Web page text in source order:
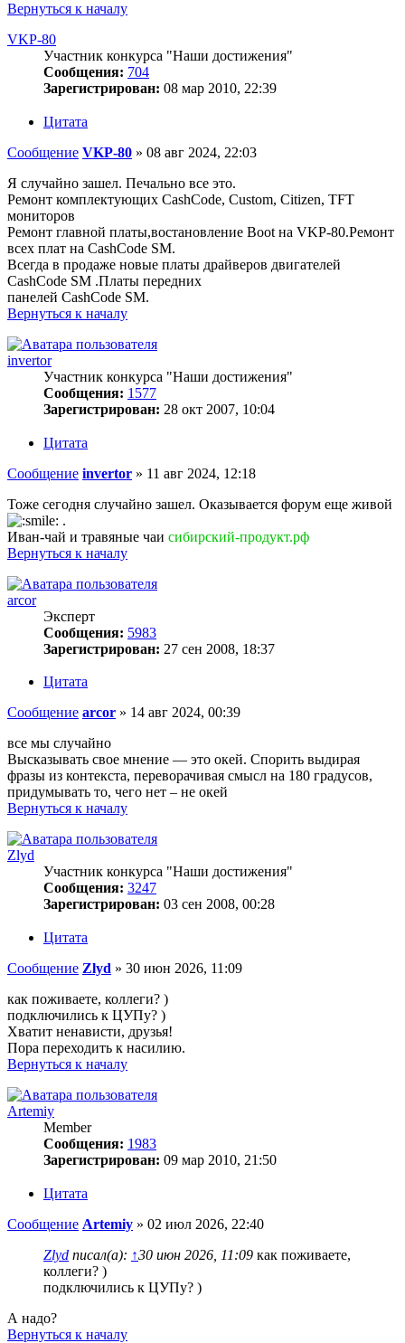
Вернуться к началу
VKP-80
Участник конкурса "Наши достижения"
Сообщения: 704
Зарегистрирован: 08 мар 2010, 22:39
Цитата
Сообщение VKP-80 » 08 авг 2024, 22:03
Я случайно зашел. Печально все это.
Ремонт комплектующих CashCode, Custom, Citizen, TFT
мониторов
Ремонт главной платы,востановление Boot на VKP-80.Ремонт
всех плат на CashCode SM.
Всегда в продаже новые платы драйверов двигателей
CashCode SM .Платы передних
панелей CashCode SM.
Вернуться к началу
invertor
Участник конкурса "Наши достижения"
Сообщения: 1577
Зарегистрирован: 28 окт 2007, 10:04
Цитата
Сообщение invertor » 11 авг 2024, 12:18
Тоже сегодня случайно зашел. Оказывается форум еще живой
.
Иван-чай и травяные чаи сибирский-продукт.рф
Вернуться к началу
arcor
Эксперт
Сообщения: 5983
Зарегистрирован: 27 сен 2008, 18:37
Цитата
Сообщение arcor » 14 авг 2024, 00:39
все мы случайно
Высказывать свое мнение — это окей. Спорить выдирая
фразы из контекста, переворачивая смысл на 180 градусов,
придумывать то, чего нет – не окей
Вернуться к началу
Zlyd
Участник конкурса "Наши достижения"
Сообщения: 3247
Зарегистрирован: 03 сен 2008, 00:28
Цитата
Сообщение Zlyd » 30 июн 2026, 11:09
как поживаете, коллеги? )
подключились к ЦУПу? )
Хватит ненависти, друзья!
Пора переходить к насилию.
Вернуться к началу
Artemiy
Member
Сообщения: 1983
Зарегистрирован: 09 мар 2010, 21:50
Цитата
Сообщение Artemiy » 02 июл 2026, 22:40
Zlyd писал(а): ↑30 июн 2026, 11:09 как поживаете,
коллеги? )
подключились к ЦУПу? )
А надо?
Вернуться к началу